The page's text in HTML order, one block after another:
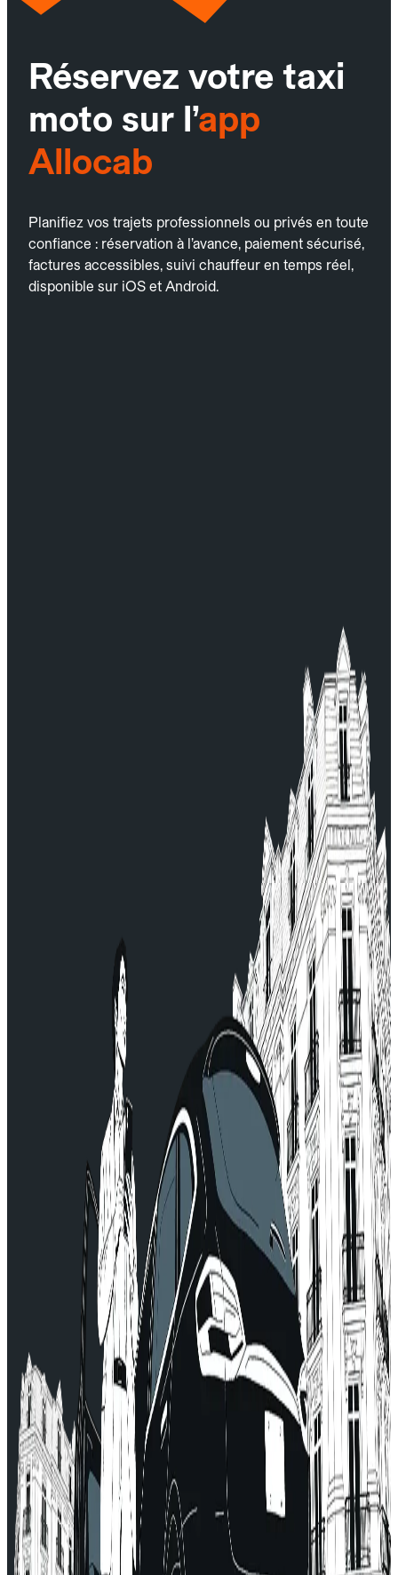
Réservez votre taxi
moto sur l’app
Allocab
Planifiez vos trajets professionnels ou privés en toute
confiance : réservation à l’avance, paiement sécurisé,
factures accessibles, suivi chauffeur en temps réel,
disponible sur iOS et Android.